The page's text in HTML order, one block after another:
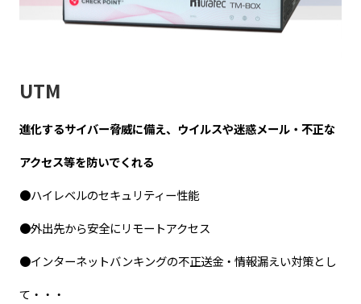
UTM
進化するサイバー脅威に備え、ウイルスや迷惑メール・不正な
アクセス等を防いでくれる
●ハイレベルのセキュリティー性能
●外出先から安全にリモートアクセス
●インターネットバンキングの不正送金・情報漏えい対策とし
て・・・